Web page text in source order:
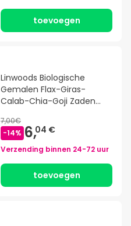
toevoegen
Linwoods Biologische
Gemalen Flax-Giras-
Calab-Chia-Goji Zaden
7,00€
-14% 6,04 €
Verzending binnen 24-72 uur
toevoegen